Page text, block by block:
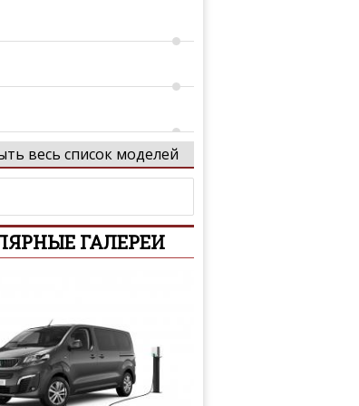
весь список моделей
ГАЛЕРЕИ